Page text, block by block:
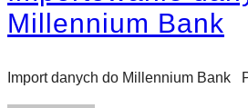
Millennium Bank
Import danych do Millennium Bank